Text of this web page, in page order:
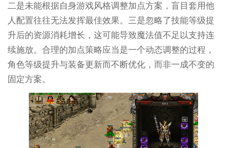
二是未能根据自身游戏风格调整加点方案，盲目套用他
人配置往往无法发挥最佳效果。三是忽略了技能等级提
升后的资源消耗增长，这可能导致魔法值不足以支持连
续施放。合理的加点策略应当是一个动态调整的过程，
角色等级提升与装备更新而不断优化，而非一成不变的
固定方案。